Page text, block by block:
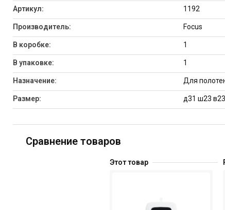
Артикул: 1192
Производитель: Focus
В коробке: 1
В упаковке: 1
Назначение: Для
Размер: д31 ш23 в23
Сравнение товаров
Этот товар